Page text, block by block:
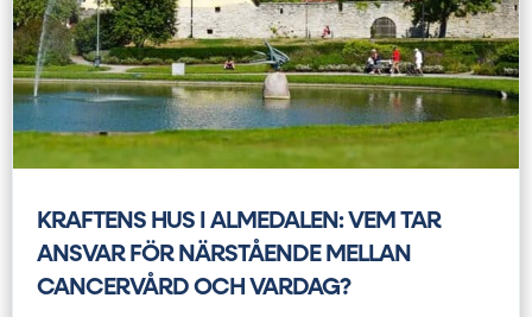
KRAFTENS HUS I ALMEDALEN: VEM TAR
ANSVAR FÖR NÄRSTÅENDE MELLAN
CANCERVÅRD OCH VARDAG?